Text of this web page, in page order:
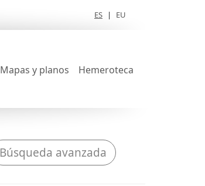
ES | EU
Mapas y planos Hemeroteca
Búsqueda avanzada